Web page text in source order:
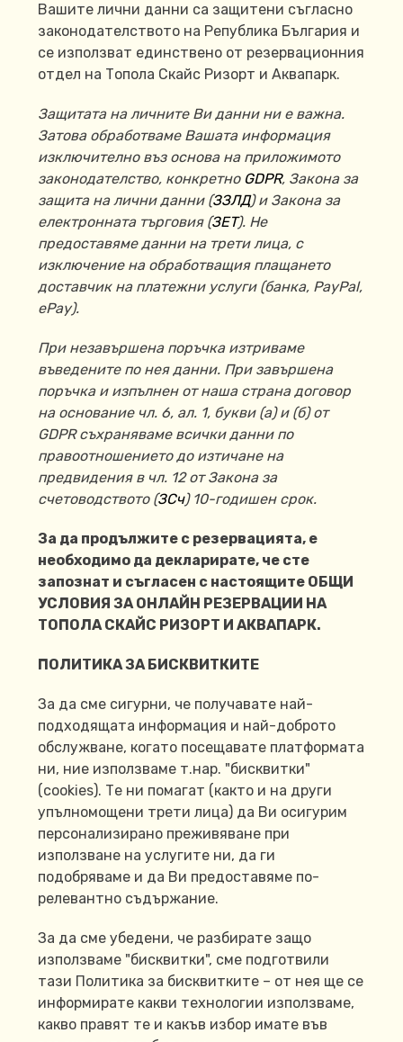
Вашите лични данни са защитени съгласно
законодателството на Република България и
се използват единствено от резервационния
отдел на Топола Скайс Ризорт и Аквапарк.
Защитата на личните Ви данни ни е важна.
Затова обработваме Вашата информация
изключително въз основа на приложимото
законодателство, конкретно GDPR, Закона за
защита на лични данни (ЗЗЛД) и Закона за
електронната търговия (ЗЕТ). Не
предоставяме данни на трети лица, с
изключение наобработващия плащането
доставчик на платежни услуги (банка, PayPal,
ePay).
При незавършена поръчка изтриваме
въведените по нея данни. При завършена
поръчка и изпълнен от наша страна договор
на основание чл. 6, ал. 1, букви (а) и (б) от
GDPR съхраняваме всички данни по
правоотношението до изтичане на
предвидения в чл. 12 от Закона за
счетоводството (ЗСч) 10-годишен срок.
За да продължите с резервацията, е
необходимо да декларирате, че сте
запознат и съгласен с настоящите ОБЩИ
УСЛОВИЯ ЗА ОНЛАЙН РЕЗЕРВАЦИИ НА
ТОПОЛА СКАЙС РИЗОРТ И АКВАПАРК.
ПОЛИТИКА ЗА БИСКВИТКИТЕ
За да сме сигурни, че получавате най-
подходящата информация и най-доброто
обслужване, когато посещавате платформата
ни, ние използваме т.нар. "бисквитки"
(cookies). Те ни помагат (както и на други
упълномощени трети лица) да Ви осигурим
персонализирано преживяване при
използване на услугите ни, да ги
подобряваме и да Ви предоставяме по-
релевантно съдържание.
За да сме убедени, че разбирате защо
използваме "бисквитки", сме подготвили
тази Политика за бисквитките – от нея ще се
информирате какви технологии използваме,
какво правят те и какъв избор имате във